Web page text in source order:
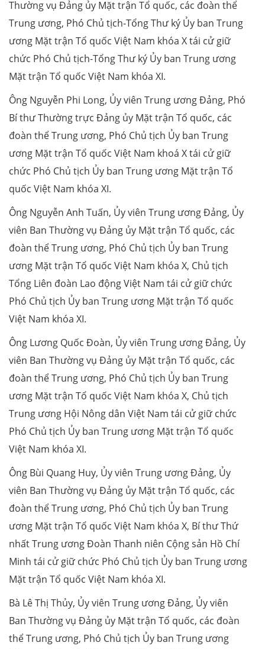
Thường vụ Đảng ủy Mặt trận Tổ quốc, các đoàn thể
Trung ương, Phó Chủ tịch-Tổng Thư ký Ủy ban Trung
ương Mặt trận Tổ quốc Việt Nam khóa X tái cử giữ
chức Phó Chủ tịch-Tổng Thư ký Ủy ban Trung ương
Mặt trận Tổ quốc Việt Nam khóa XI.
Ông Nguyễn Phi Long, Ủy viên Trung ương Đảng, Phó
Bí thư Thường trực Đảng ủy Mặt trận Tổ quốc, các
đoàn thể Trung ương, Phó Chủ tịch Ủy ban Trung
ương Mặt trận Tổ quốc Việt Nam khoá X tái cử giữ
chức Phó Chủ tịch Ủy ban Trung ương Mặt trận Tổ
quốc Việt Nam khóa XI.
Ông Nguyễn Anh Tuấn, Ủy viên Trung ương Đảng, Ủy
viên Ban Thường vụ Đảng ủy Mặt trận Tổ quốc, các
đoàn thể Trung ương, Phó Chủ tịch Ủy ban Trung
ương Mặt trận Tổ quốc Việt Nam khóa X, Chủ tịch
Tổng Liên đoàn Lao động Việt Nam tái cử giữ chức
Phó Chủ tịch Ủy ban Trung ương Mặt trận Tổ quốc
Việt Nam khóa XI.
Ông Lương Quốc Đoàn, Ủy viên Trung ương Đảng, Ủy
viên Ban Thường vụ Đảng ủy Mặt trận Tổ quốc, các
đoàn thể Trung ương, Phó Chủ tịch Ủy ban Trung
ương Mặt trận Tổ quốc Việt Nam khóa X, Chủ tịch
Trung ương Hội Nông dân Việt Nam tái cử giữ chức
Phó Chủ tịch Ủy ban Trung ương Mặt trận Tổ quốc
Việt Nam khóa XI.
Ông Bùi Quang Huy, Ủy viên Trung ương Đảng, Ủy
viên Ban Thường vụ Đảng ủy Mặt trận Tổ quốc, các
đoàn thể Trung ương, Phó Chủ tịch Ủy ban Trung
ương Mặt trận Tổ quốc Việt Nam khóa X, Bí thư Thứ
nhất Trung ương Đoàn Thanh niên Cộng sản Hồ Chí
Minh tái cử giữ chức Phó Chủ tịch Ủy ban Trung ương
Mặt trận Tổ quốc Việt Nam khóa XI.
Bà Lê Thị Thủy, Ủy viên Trung ương Đảng, Ủy viên
Ban Thường vụ Đảng ủy Mặt trận Tổ quốc, các đoàn
thể Trung ương, Phó Chủ tịch Ủy ban Trung ương